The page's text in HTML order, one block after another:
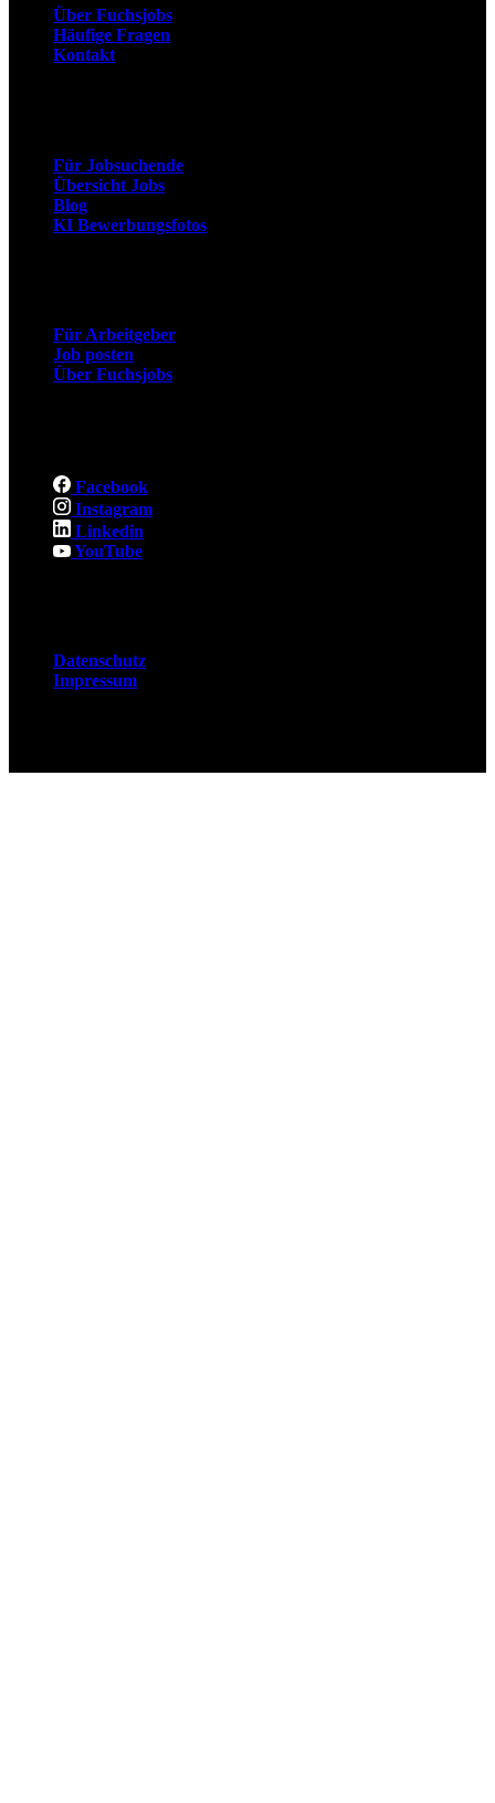
Über Fuchsjobs
Häufige Fragen
Kontakt
Für Jobsuchende
Übersicht Jobs
Blog
KI Bewerbungsfotos
Für Arbeitgeber
Job posten
Über Fuchsjobs
Facebook
Instagram
Linkedin
YouTube
Datenschutz
Impressum